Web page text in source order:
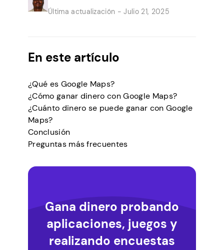
Última actualización - Julio 21, 2025
En este artículo
¿Qué es Google Maps?
¿Cómo ganar dinero con Google Maps?
¿Cuánto dinero se puede ganar con Google
Maps?
Conclusión
Preguntas más frecuentes
Gana dinero probando
aplicaciones, juegos y
realizando encuestas